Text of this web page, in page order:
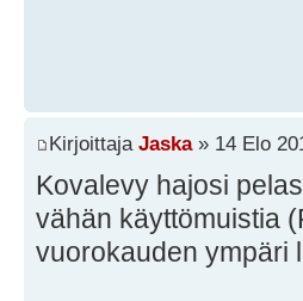
Kirjoittaja Jaska» 14 Elo
Kovalevy hajosi
vähän käyttömuistia
vuorokauden ympäri